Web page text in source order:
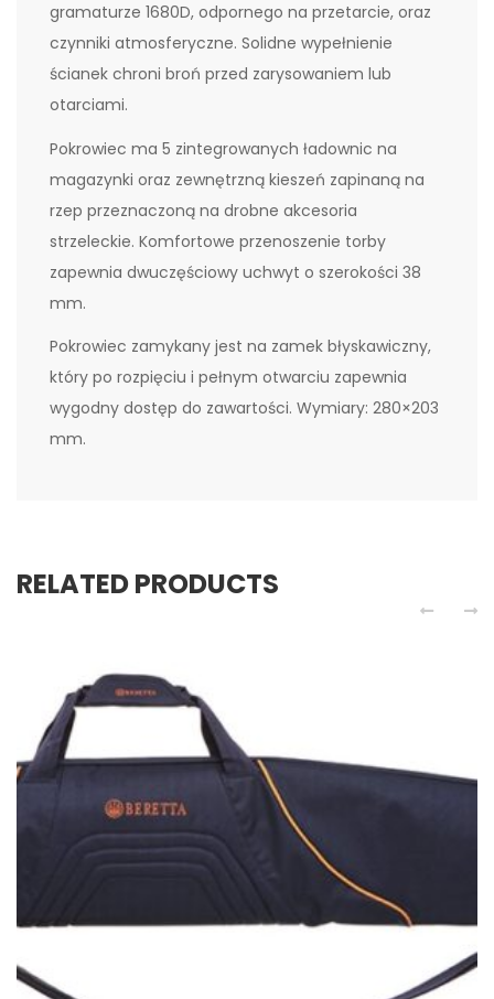
gramaturze 1680D, odpornego na przetarcie, oraz
czynniki atmosferyczne. Solidne wypełnienie
ścianek chroni broń przed zarysowaniem lub
otarciami.
Pokrowiec ma 5 zintegrowanych ładownic na
magazynki oraz zewnętrzną kieszeń zapinaną na
rzep przeznaczoną na drobne akcesoria
strzeleckie. Komfortowe przenoszenie torby
zapewnia dwuczęściowy uchwyt o szerokości 38
mm.
Pokrowiec zamykany jest na zamek błyskawiczny,
który po rozpięciu i pełnym otwarciu zapewnia
wygodny dostęp do zawartości. Wymiary: 280×203
mm.
RELATED PRODUCTS